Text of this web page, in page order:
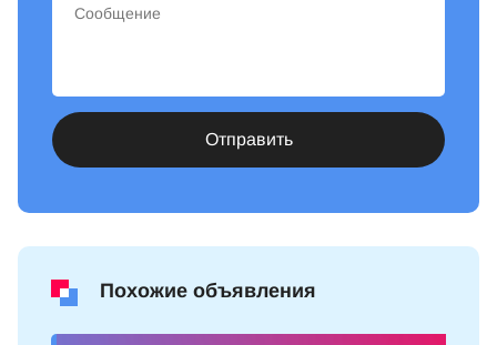
Отправить
Похожие объявления